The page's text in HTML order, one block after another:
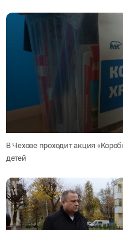
В Чехове проходит акция
детей